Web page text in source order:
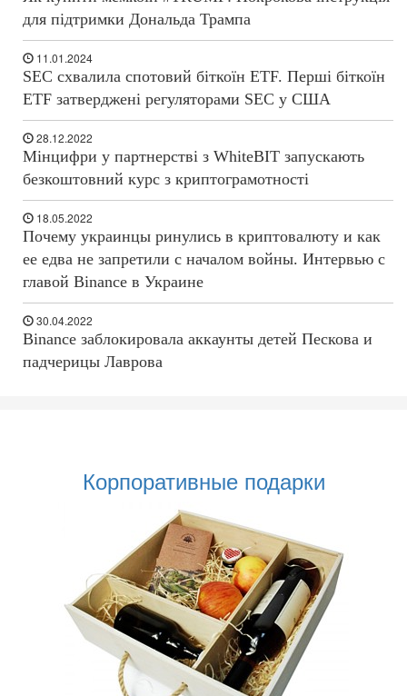
для підтримки Дональда Трампа
11.01.2024
SEC схвалила спотовий біткоїн ETF. Перші біткоїн
ETF затверджені регуляторами SEC у США
28.12.2022
Мінцифри у партнерстві з WhiteBIT запускають
безкоштовний курс з криптограмотності
18.05.2022
Почему украинцы ринулись в криптовалюту и как
ее едва не запретили с началом войны. Интервью с
главой Binance в Украине
30.04.2022
Binance заблокировала аккаунты детей Пескова и
падчерицы Лаврова
Корпоративные подарки